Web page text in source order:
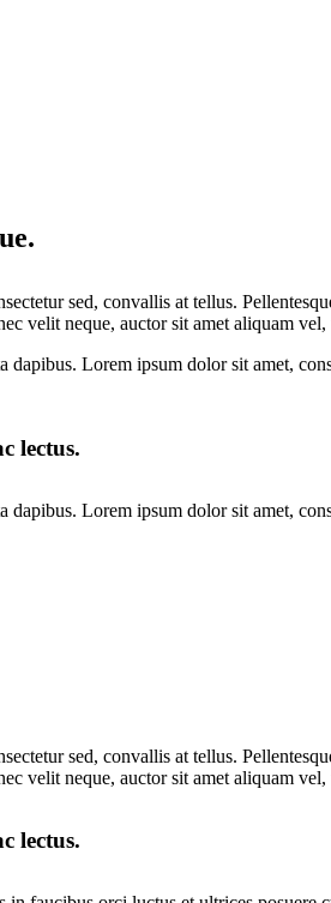
sed, convallis at tellus.
velit neque, auctor sit amet aliquam
Lorem ipsum dolor sit amet,
lectus.
Lorem ipsum dolor sit amet,
sed, convallis at tellus.
velit neque, auctor sit amet aliquam
lectus.